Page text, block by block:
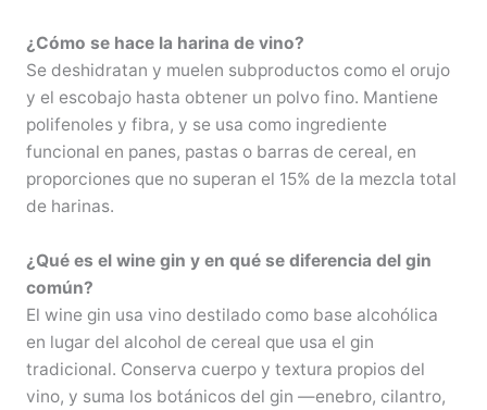
¿Cómo se hace la harina de vino?
Se deshidratan y muelen subproductos como el orujo
y el escobajo hasta obtener un polvo fino. Mantiene
polifenoles y fibra, y se usa como ingrediente
funcional en panes, pastas o barras de cereal, en
proporciones que no superan el 15% de la mezcla total
de harinas.
¿Qué es el wine gin y en qué se diferencia del gin
común?
El wine gin usa vino destilado como base alcohólica
en lugar del alcohol de cereal que usa el gin
tradicional. Conserva cuerpo y textura propios del
vino, y suma los botánicos del gin —enebro, cilantro,